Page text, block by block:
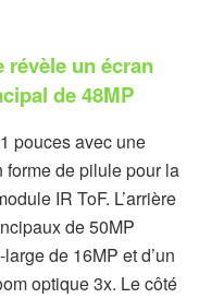
révèle un écran
de 48MP
pouces avec une
de pilule pour la
IR ToF. L’arrière
de 50MP
de 16MP et d’un
optique 3x. Le côté